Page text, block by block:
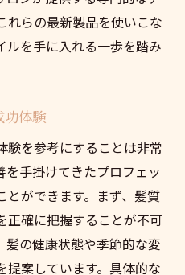
れらの最新製品を使いこな
ルを手に入れる一歩を踏み
功体験
験を参考にすることは非常
を手掛けてきたプロフェッ
とができます。まず、髪質
正確に把握することが不可
の健康状態や季節的な変
案しています。具体的な